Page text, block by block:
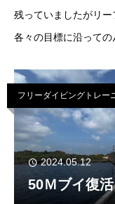
残っていましたがリー
各々の目標に沿っての
干潮：05:00
フリーダイビングトレー
2024.05.12
50Ｍブイ復